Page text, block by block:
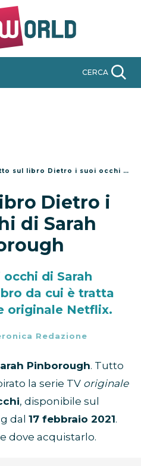
CERCA
sul libro Dietro i suoi occhi di Sarah Pinborough
Dietro i
di Sarah
di Sarah
da cui è tratta
originale Netflix.
Redazione
Pinborough. Tutto
la serie TV originale
, disponibile sul
dal 17 febbraio 2021.
dove acquistarlo.